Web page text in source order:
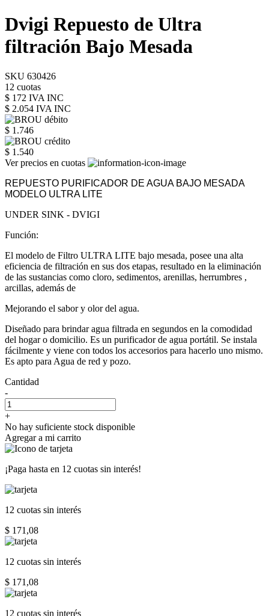
Dvigi Repuesto de Ultra
filtración Bajo Mesada
SKU 630426
12 cuotas
$ 172 IVA INC
$ 2.054 IVA INC
$ 1.746
$ 1.540
Ver precios en cuotas
REPUESTO PURIFICADOR DE AGUA BAJO MESADA
MODELO ULTRA LITE
UNDER SINK - DVIGI
Función:
El modelo de Filtro ULTRA LITE bajo mesada, posee una alta
eficiencia de filtración en sus dos etapas, resultado en la eliminación
de las sustancias como cloro, sedimentos, arenillas, herrumbres ,
arcillas, además de
Mejorando el sabor y olor del agua.
Diseñado para brindar agua filtrada en segundos en la comodidad
del hogar o domicilio. Es un purificador de agua portátil. Se instala
fácilmente y viene con todos los accesorios para hacerlo uno mismo.
Es apto para Agua de red y pozo.
Cantidad
-
+
No hay suficiente stock disponible
Agregar a mi carrito
¡Paga hasta en 12 cuotas sin interés!
12 cuotas sin interés
$ 171,08
12 cuotas sin interés
$ 171,08
12 cuotas sin interés